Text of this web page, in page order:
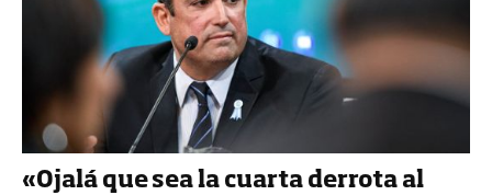
«Ojalá que sea la cuarta derrota al